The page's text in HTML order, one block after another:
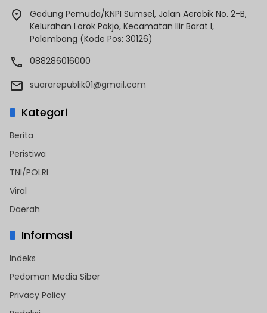
Gedung Pemuda/KNPI Sumsel, Jalan Aerobik No. 2-B,
Kelurahan Lorok Pakjo, Kecamatan Ilir Barat I,
Palembang (Kode Pos: 30126)
088286016000
suararepublik01@gmail.com
Kategori
Berita
Peristiwa
TNI/POLRI
Viral
Daerah
Informasi
Indeks
Pedoman Media Siber
Privacy Policy